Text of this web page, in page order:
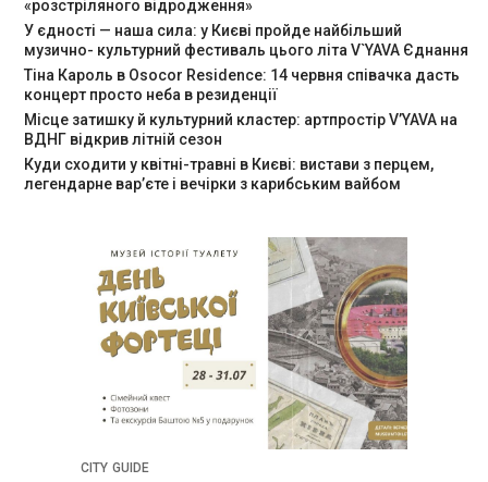
«розстріляного відродження»
У єдності — наша сила: у Києві пройде найбільший
музично- культурний фестиваль цього літа V`YAVA Єднання
Тіна Кароль в Osocor Residence: 14 червня співачка дасть
концерт просто неба в резиденції
Місце затишку й культурний кластер: артпростір V’YAVA на
ВДНГ відкрив літній сезон
Куди сходити у квітні-травні в Києві: вистави з перцем,
легендарне вар’єте і вечірки з карибським вайбом
CITY GUIDE